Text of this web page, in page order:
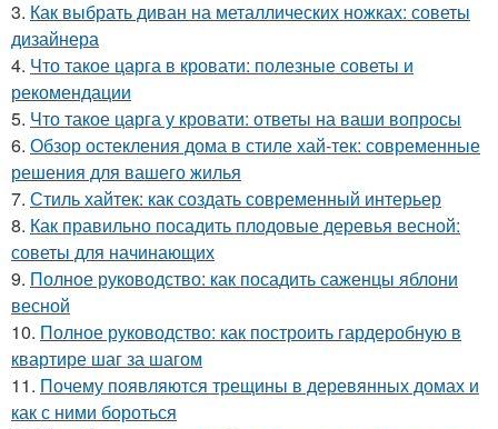
3. Как выбрать диван на металлических ножках: советы
дизайнера
4. Что такое царга в кровати: полезные советы и
рекомендации
5. Что такое царга у кровати: ответы на ваши вопросы
6. Обзор остекления дома в стиле хай-тек: современные
решения для вашего жилья
7. Стиль хайтек: как создать современный интерьер
8. Как правильно посадить плодовые деревья весной:
советы для начинающих
9. Полное руководство: как посадить саженцы яблони
весной
10. Полное руководство: как построить гардеробную в
квартире шаг за шагом
11. Почему появляются трещины в деревянных домах и
как с ними бороться